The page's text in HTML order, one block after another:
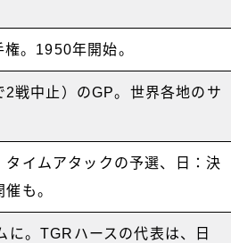
。1950年開始。
戦中止）のGP。世界各地のサ
イムアタックの予選、日：決
も。
。TGRハースの代表は、日